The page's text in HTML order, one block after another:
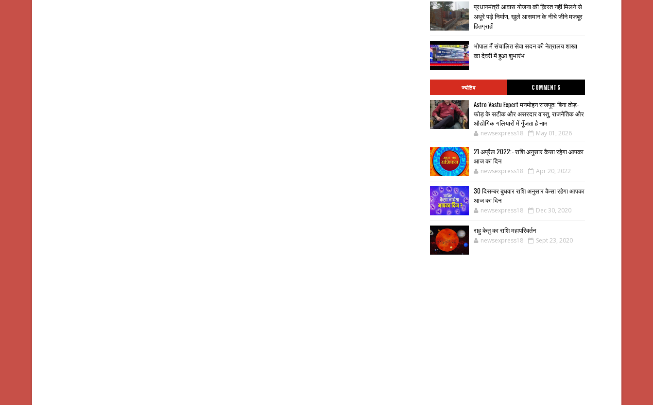
प्रधानमंत्री आवास योजना की क़िस्त नहीं मिलने से
अधूरे पड़े निर्माण, खुले आसमान के नीचे जीने मजबूर
हितग्राही
भोपाल मैं संचालित सेवा सदन की नेत्रालय शाखा
का देवरी में हुआ शुभारंभ
ज्योतिष COMMENTS
Astro Vastu Expert मनमोहन राजपूत: बिना तोड़-
फोड़ के सटीक और असरदार वास्तु, राजनैतिक और
औद्योगिक गलियारों में गूँजता है नाम
newsexpress18 May 01, 2026
21 अप्रैल 2022:- राशि अनुसार कैसा रहेगा आपका
आज का दिन
newsexpress18 Apr 20, 2022
30 दिसम्बर बुधवार राशि अनुसार कैसा रहेगा आपका
आज का दिन
newsexpress18 Dec 30, 2020
राहु केतु का राशि महापरिवर्तन
newsexpress18 Sept 23, 2020